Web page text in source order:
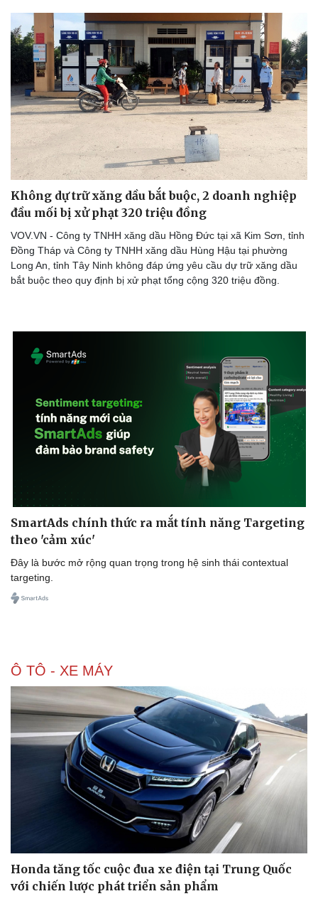
Doanh nghiệp
Thông tin doanh nghiệp
Doanh nghiệp 24h
Công nghệ
Sành điệu
Tin Công nghệ
Trải nghiệm
Chuyển đổi số
Không dự trữ xăng dầu bắt buộc, 2 doanh nghiệp
đầu mối bị xử phạt 320 triệu đồng
VOV.VN - Công ty TNHH xăng dầu Hồng Đức tại xã Kim Sơn, tỉnh
Đồng Tháp và Công ty TNHH xăng dầu Hùng Hậu tại phường
Long An, tỉnh Tây Ninh không đáp ứng yêu cầu dự trữ xăng dầu
bắt buộc theo quy định bị xử phạt tổng cộng 320 triệu đồng.
SmartAds chính thức ra mắt tính năng Targeting
theo 'cảm xúc'
Đây là bước mở rộng quan trọng trong hệ sinh thái contextual
targeting.
Ô TÔ - XE MÁY
Honda tăng tốc cuộc đua xe điện tại Trung Quốc
với chiến lược phát triển sản phẩm